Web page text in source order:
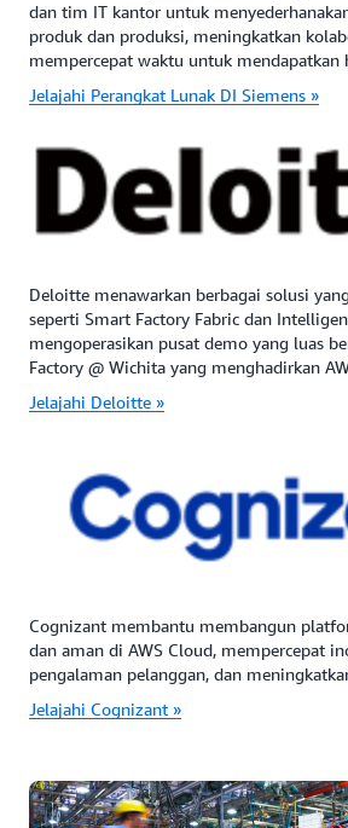
dan tim IT kantor untuk
produk dan produksi, meningkatkan
mempercepat waktu untuk mendapatkan
Jelajahi Perangkat Lunak DI Siemens »
Deloitte menawarkan berbagai solusi
seperti Smart Factory Fabric dan
mengoperasikan pusat demo yang luas
Factory @ Wichita yang menghadirkan
Jelajahi Deloitte »
Cognizant membantu membangun
dan aman di AWS Cloud, mempercepat
pengalaman pelanggan, dan
Jelajahi Cognizant »